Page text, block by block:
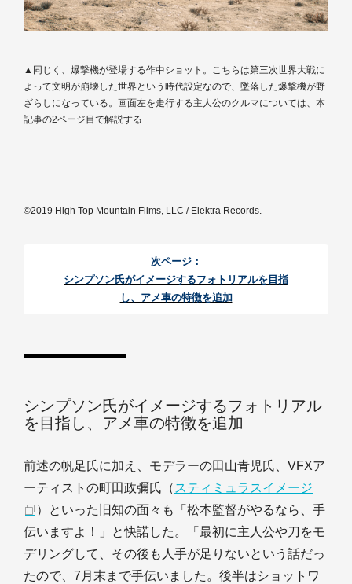
▲同じく、爆撃機が登場する作中ショット。こちらは第三次世界大戦に
よって文明が崩壊した世界という時代設定なので、墜落した爆撃機が野
ざらしになっている。画面左を走行する主人公のクルマについては、本
記事の2ページ目で解説する
©2019 High Top Mountain Films, LLC / Elektra Records.
次ページ：
シンプソン氏がイメージするフォトリアルを目指
し、アメ車の特徴を追加
シンプソン氏がイメージするフォトリアル
を目指し、アメ車の特徴を追加
前述の帆足氏に加え、モデラーの田山青児氏、VFXア
ーティストの町田政彌氏（ スティミュラスイメージ
）といった旧知の面々も「松本監督がやるなら、手
伝いますよ！」と快諾した。「最初に主人公や刀をモ
デリングして、その後も人手が足りないという話だっ
たので、7月末まで手伝いました。後半はショットワ